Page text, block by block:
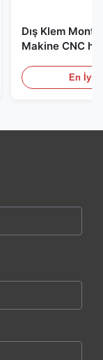
Dış Klem
Makine CNC
En İyi